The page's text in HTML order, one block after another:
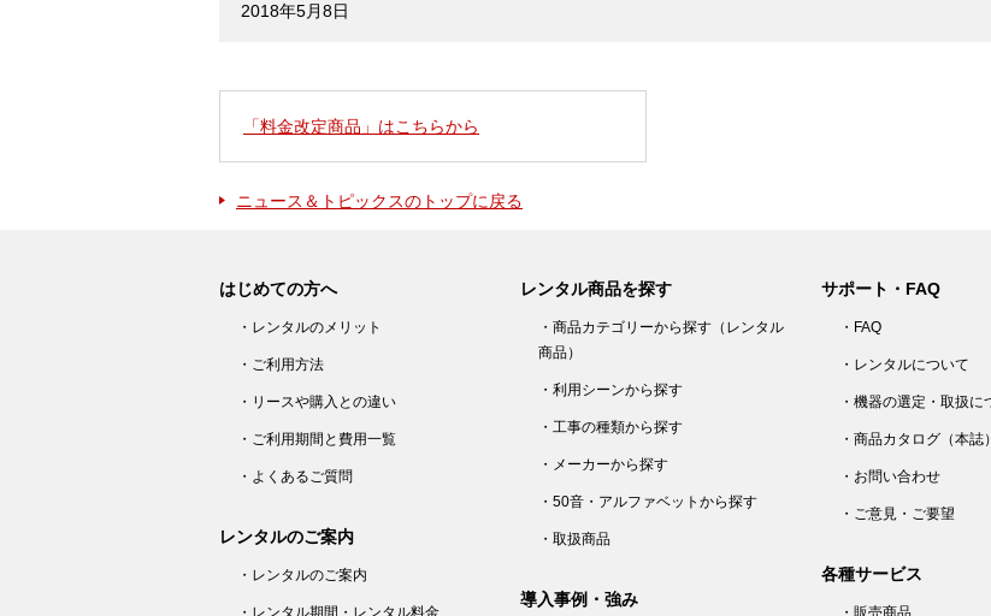
2018年5月8日
「料金改定商品」はこちらから
ニュース＆トピックスのトップに戻る
はじめての方へ
・レンタルのメリット
・ご利用方法
・リースや購入との違い
・ご利用期間と費用一覧
・よくあるご質問
レンタルのご案内
・レンタルのご案内
・レンタル期間・レンタル料金
レンタル商品を探す
・商品カテゴリーから探す（レンタル
商品）
・利用シーンから探す
・工事の種類から探す
・メーカーから探す
・50音・アルファベットから探す
・取扱商品
導入事例・強み
サポート・FAQ
・FAQ
・レンタルについて
・機器の選定・取扱に
・商品カタログ（本誌）
・お問い合わせ
・ご意見・ご要望
各種サービス
・販売商品